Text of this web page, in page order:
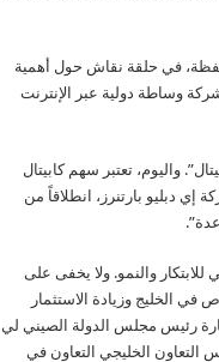
في حلقة نقاش حول أهمية
وساطة دولية عبر الإنترنت
واليوم، تعتبر سهم كابيتال
دبليو بارتنرز، انطلاقاً من
والنمو. ولا يخفى على
الخليج وزيادة الاستثمار
وفي الوقت نفسه، توضح زيارة رئيس مجلس الدولة الصيني لي
التعاون الخليجي التعاون في